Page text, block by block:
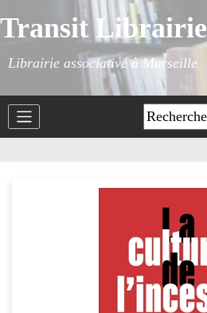
Transit Librairie
Librairie associative à Marseille